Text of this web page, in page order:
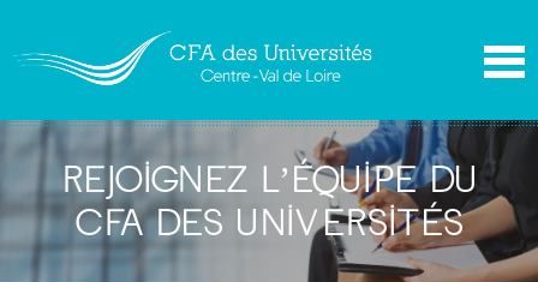
REJOIGNEZ L’ÉQUIPE DU
CFA DES UNIVERSITÉS